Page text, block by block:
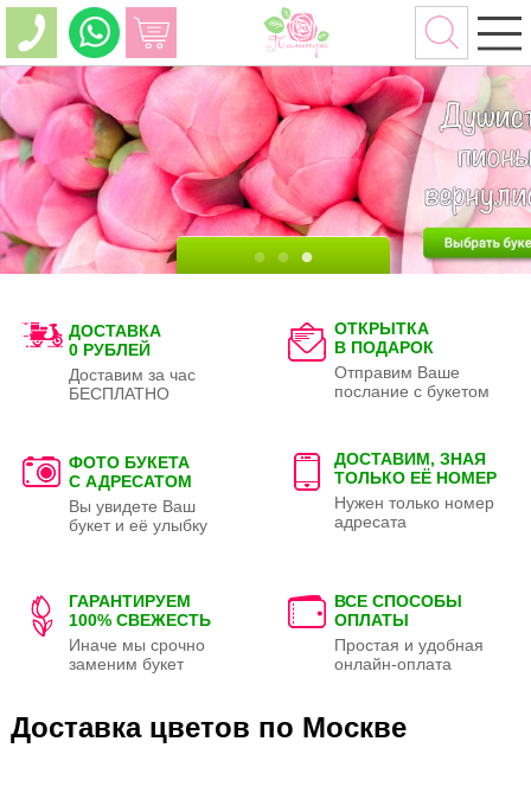
ДОСТАВКА
0 РУБЛЕЙ
Доставим за час
БЕСПЛАТНО
ОТКРЫТКА
В ПОДАРОК
Отправим Ваше
послание с букетом
ФОТО БУКЕТА
С АДРЕСАТОМ
Вы увидете Ваш
букет и её улыбку
ДОСТАВИМ, ЗНАЯ
ТОЛЬКО ЕЁ НОМЕР
Нужен только номер
адресата
ГАРАНТИРУЕМ
100% СВЕЖЕСТЬ
Иначе мы срочно
заменим букет
ВСЕ СПОСОБЫ
ОПЛАТЫ
Простая и удобная
онлайн-оплата
Доставка цветов по Москве